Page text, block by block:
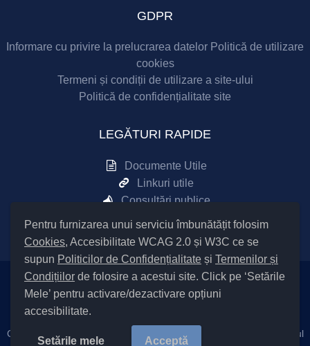
Pentru furnizarea unui serviciu îmbunătățit folosim
Cookies, Accesibilitate WCAG 2.0 și W3C ce se
supun Politicilor de Confidențialitate și Termenilor și
Condițiilor de folosire a acestui site. Click pe ‘Setările
Mele’ pentru activare/dezactivare opțiuni
accesibilitate.
Setările mele Acceptă
GDPR
Informare cu privire la prelucrarea datelor Politică de utilizare
cookies
Termeni și condiții de utilizare a site-ului
Politică de confidențialitate site
LEGĂTURI RAPIDE
Documente Utile
Linkuri utile
Consultări publice
Sesizări online
Setări Cookies și Accesibilitate
Cod Județ 4 / Județul Bacău / Tipul UAT – 14 – C – Comună / Codul